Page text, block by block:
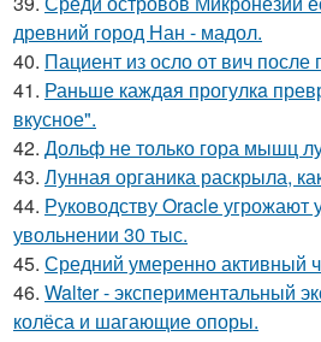
древний город Нан - мадол.
40. Пациент из осло от вич после
41. Раньше каждaя прогулкa
вкусное".
42. Дольф не только гора мышц
43. Лунная органика раскрыла,
44. Руководству Oracle угрожают
увольнении 30 тыс.
45. Средний умеренно активный
46. Walter - экспериментальный
колёса и шагающие опоры.